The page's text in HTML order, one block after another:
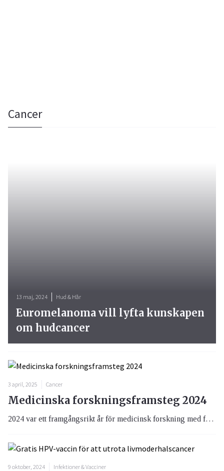
Cancer
3 april, 2025 Cancer
Medicinska forskningsframsteg 2024
2024 var ett framgångsrikt år för medicinsk forskning med flera betydande genombrott inom olika områden. Här är en sammanfattning av några viktiga medicinska upptäckterna under året.
9 oktober, 2024 Infektioner & Vacciner
13 maj, 2024 Hud & Hår
Euromelanoma vill lyfta kunskapen
om hudcancer